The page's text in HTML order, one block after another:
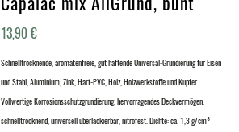
13,90€
Schnelltrocknende, aromatenfreie, gut haftende Universal-Grundierung für Eisen
und Stahl, Aluminium, Zink, Hart-PVC, Holz, Holzwerkstoffe und Kupfer.
Vollwertige Korrosionsschutzgrundierung, hervorragendes Deckvermögen,
schnelltrocknend, universell überlackierbar, nitrofest. Dichte: ca. 1,3 g/cm³